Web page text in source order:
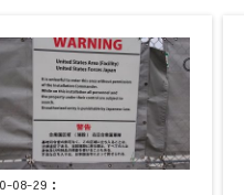
08-29：